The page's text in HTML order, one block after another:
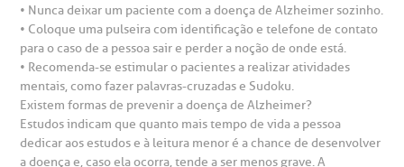
• Nunca deixar um paciente com a doença de Alzheimer sozinho.
• Coloque uma pulseira com identificação e telefone de contato
para o caso de a pessoa sair e perder a noção de onde está.
• Recomenda-se estimular o pacientes a realizar atividades
mentais, como fazer palavras-cruzadas e Sudoku.
Existem formas de prevenir a doença de Alzheimer?
Estudos indicam que quanto mais tempo de vida a pessoa
dedicar aos estudos e à leitura menor é a chance de desenvolver
a doença e, caso ela ocorra, tende a ser menos grave. A